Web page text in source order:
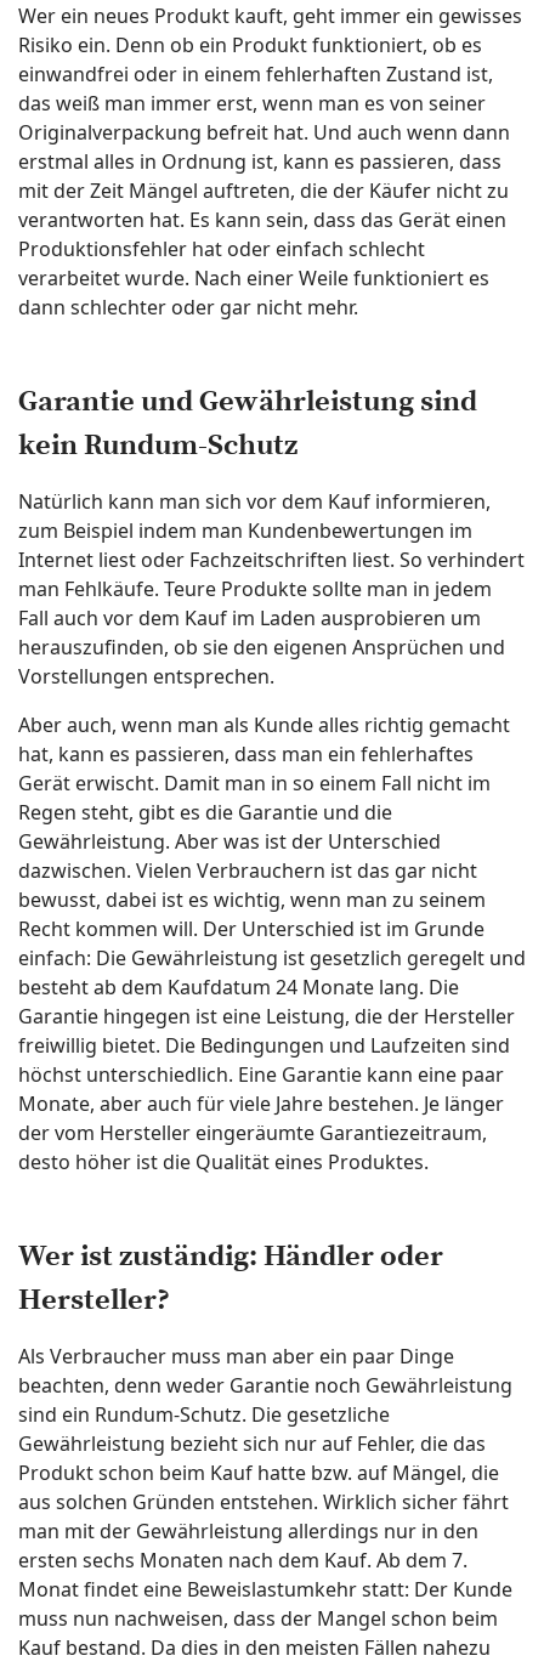
Wer ein neues Produkt kauft, geht immer ein gewisses
Risiko ein. Denn ob ein Produkt funktioniert, ob es
einwandfrei oder in einem fehlerhaften Zustand ist,
das weiß man immer erst, wenn man es von seiner
Originalverpackung befreit hat. Und auch wenn dann
erstmal alles in Ordnung ist, kann es passieren, dass
mit der Zeit Mängel auftreten, die der Käufer nicht zu
verantworten hat. Es kann sein, dass das Gerät einen
Produktionsfehler hat oder einfach schlecht
verarbeitet wurde. Nach einer Weile funktioniert es
dann schlechter oder gar nicht mehr.
Garantie und Gewährleistung sind
kein Rundum-Schutz
Natürlich kann man sich vor dem Kauf informieren,
zum Beispiel indem man Kundenbewertungen im
Internet liest oder Fachzeitschriften liest. So verhindert
man Fehlkäufe. Teure Produkte sollte man in jedem
Fall auch vor dem Kauf im Laden ausprobieren um
herauszufinden, ob sie den eigenen Ansprüchen und
Vorstellungen entsprechen.
Aber auch, wenn man als Kunde alles richtig gemacht
hat, kann es passieren, dass man ein fehlerhaftes
Gerät erwischt. Damit man in so einem Fall nicht im
Regen steht, gibt es die Garantie und die
Gewährleistung. Aber was ist der Unterschied
dazwischen. Vielen Verbrauchern ist das gar nicht
bewusst, dabei ist es wichtig, wenn man zu seinem
Recht kommen will. Der Unterschied ist im Grunde
einfach: Die Gewährleistung ist gesetzlich geregelt und
besteht ab dem Kaufdatum 24 Monate lang. Die
Garantie hingegen ist eine Leistung, die der Hersteller
freiwillig bietet. Die Bedingungen und Laufzeiten sind
höchst unterschiedlich. Eine Garantie kann eine paar
Monate, aber auch für viele Jahre bestehen. Je länger
der vom Hersteller eingeräumte Garantiezeitraum,
desto höher ist die Qualität eines Produktes.
Wer ist zuständig: Händler oder
Hersteller?
Als Verbraucher muss man aber ein paar Dinge
beachten, denn weder Garantie noch Gewährleistung
sind ein Rundum-Schutz. Die gesetzliche
Gewährleistung bezieht sich nur auf Fehler, die das
Produkt schon beim Kauf hatte bzw. auf Mängel, die
aus solchen Gründen entstehen. Wirklich sicher fährt
man mit der Gewährleistung allerdings nur in den
ersten sechs Monaten nach dem Kauf. Ab dem 7.
Monat findet eine Beweislastumkehr statt: Der Kunde
muss nun nachweisen, dass der Mangel schon beim
Kauf bestand. Da dies in den meisten Fällen nahezu